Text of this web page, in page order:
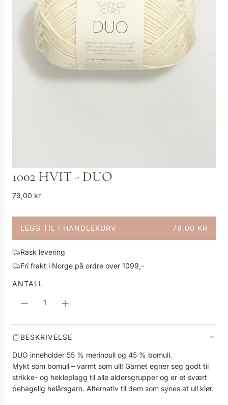
1002 HVIT - DUO
V
n
i
g
p
i
79,00 kr
LEGG TIL I HANDLEKURV 79,00 KR
L
S
T
R
.
Rask levering
Fri frakt i Norge på ordre over 1099,-
ANTALL
BESKRIVELSE
DUO inneholder 55 % merinoull og 45 % bomull.
Mykt som bomull – varmt som ull! Garnet egner seg godt til
strikke- og hekleplagg til alle aldersgrupper og er et svært
behagelig helårsgarn. Alternativ til dem som synes at ull klør.